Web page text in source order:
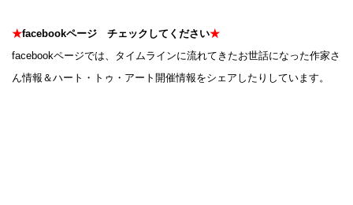
★facebookページ チェックしてください★
facebookページでは、タイムラインに流れてきたお世話になった作家さ
ん情報＆ハート・トゥ・アート開催情報をシェアしたりしています。